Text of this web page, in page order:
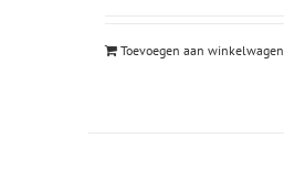
Toevoegen aan winkelwagen